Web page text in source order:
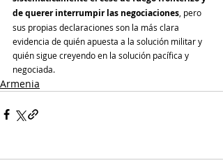
de querer interrumpir las negociaciones , pero
sus propias declaraciones son la más clara
evidencia de quién apuesta a la solución militar y
quién sigue creyendo en la solución pacífica y
negociada.
Armenia